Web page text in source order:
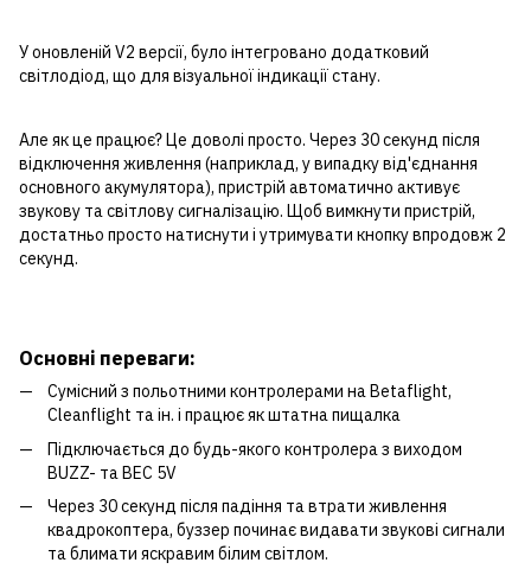
У оновленій V2 версії, було інтегровано додатковий
світлодіод, що для візуальної індикації стану.
Але як це працює? Це доволі просто. Через 30 секунд після
відключення живлення (наприклад, у випадку від'єднання
основного акумулятора), пристрій автоматично активує
звукову та світлову сигналізацію. Щоб вимкнути пристрій,
достатньо просто натиснути і утримувати кнопку впродовж 2
секунд.
Основні переваги:
Сумісний з польотними контролерами на Betaflight,
Cleanflight та ін. і працює як штатна пищалка
Підключається до будь-якого контролера з виходом
BUZZ- та BEC 5V
Через 30 секунд після падіння та втрати живлення
квадрокоптера, буззер починає видавати звукові сигнали
та блимати яскравим білим світлом.